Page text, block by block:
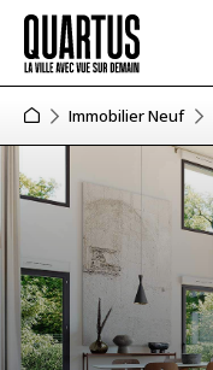
Immobilier Neuf